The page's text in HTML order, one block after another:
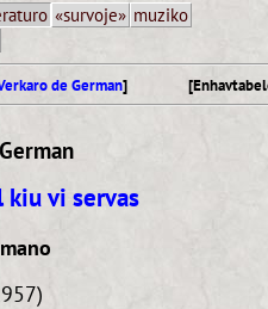
«survoje» muziko
de German]
kiu vi servas